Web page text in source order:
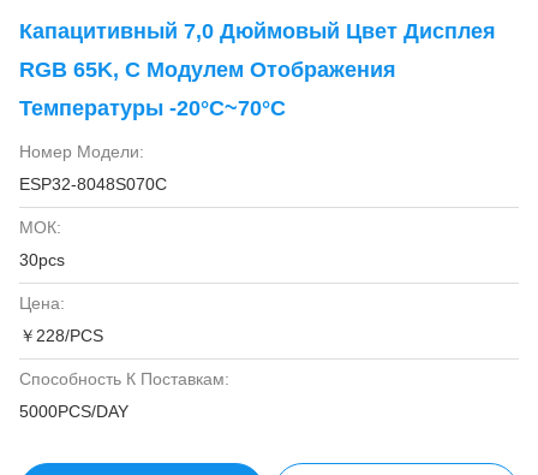
Капацитивный 7,0 Дюймовый Цвет Дисплея
RGB 65K, С Модулем Отображения
Температуры -20°C~70°C
Номер Модели:
ESP32-8048S070C
МОК:
30pcs
Цена:
￥228/PCS
Способность К Поставкам:
5000PCS/DAY